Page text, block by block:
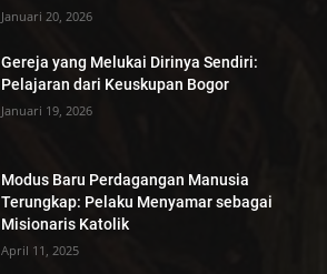
Januari 20, 2026
Gereja yang Melukai Dirinya Sendiri:
Pelajaran dari Keuskupan Bogor
Januari 19, 2026
Modus Baru Perdagangan Manusia
Terungkap: Pelaku Menyamar sebagai
Misionaris Katolik
April 11, 2025